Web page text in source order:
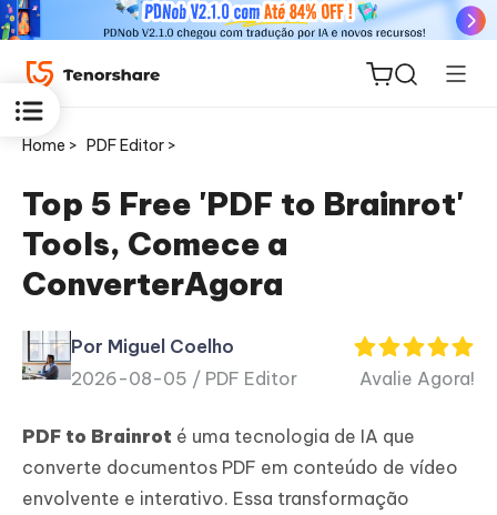
ReiBoot
for iOS
PDNob
PDF
Novo
iAnyGo
Home > PDF Editor >
Top 5 Free 'PDF to Brainrot'
Tools, Comece a
ConverterAgora
Por Miguel Coelho
2026-08-05 / PDF Editor Avalie Agora!
PDF to Brainrot é uma tecnologia de IA que
converte documentos PDF em conteúdo de vídeo
envolvente e interativo. Essa transformação